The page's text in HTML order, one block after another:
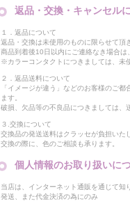
返品・交換・キャンセル
１．返品について
返品・交換は未使用のものに限らせて頂
商品到着後10日以内にご連絡なき場合は
※カラーコンタクトにつきましては、未
２．返品送料について
「イメージが違う」などのお客様のご
ます。
破損、欠品等の不良品につきましては、
３.交換について
交換品の発送送料はクラッセが負担いた
交換の際に、色のご相談も承ります。
個人情報のお取り扱いに
当店は、インターネット通販を通じて
発送、また代金決済の為にのみ